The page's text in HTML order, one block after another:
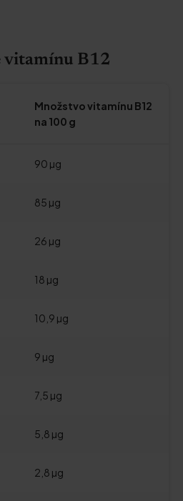
vitamínu B12
Množstvo vitamínu B12
na 100 g
90 µg
85 µg
26 µg
18 µg
10,9 µg
9 µg
7,5 µg
5,8 µg
2,8 µg